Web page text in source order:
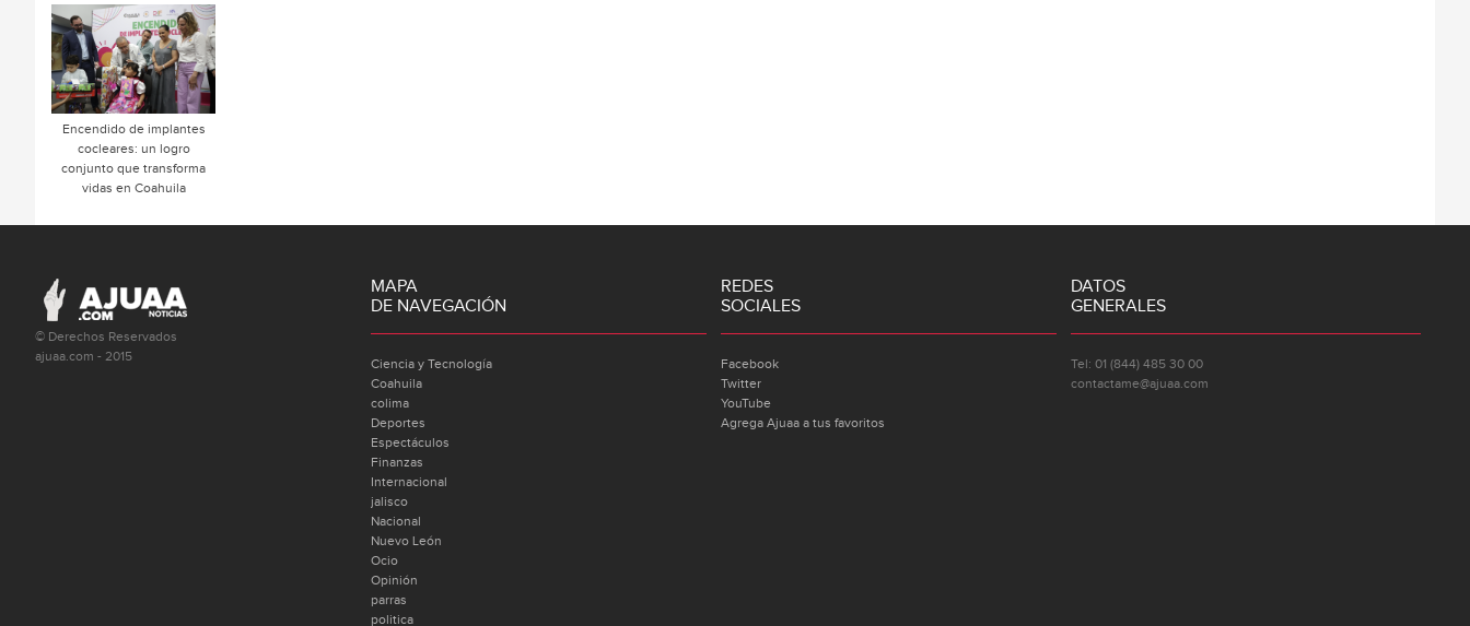
Encendido de implantes
cocleares: un logro
conjunto que transforma
vidas en Coahuila
© Derechos Reservados
ajuaa.com - 2015
MAPA
DE NAVEGACIÓN
Ciencia y Tecnología
Coahuila
colima
Deportes
Espectáculos
Finanzas
Internacional
jalisco
Nacional
Nuevo León
Ocio
Opinión
parras
politica
REDES
SOCIALES
Facebook
Twitter
YouTube
Agrega Ajuaa a tus favoritos
DATOS
GENERALES
Tel: 01 (844) 485 30 00
contactame@ajuaa.com